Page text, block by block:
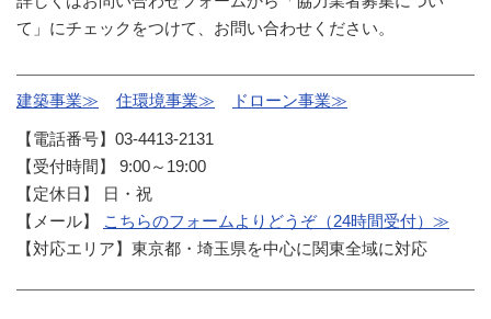
て」にチェックをつけて、お問い合わせください。
建築事業≫ 住環境事業≫ ドローン事業≫
【電話番号】03-4413-2131
【受付時間】 9:00～19:00
【定休日】 日・祝
【メール】
こちらのフォームよりどうぞ（24時間受付）≫
【対応エリア】東京都・埼玉県を中心に関東全域に対応